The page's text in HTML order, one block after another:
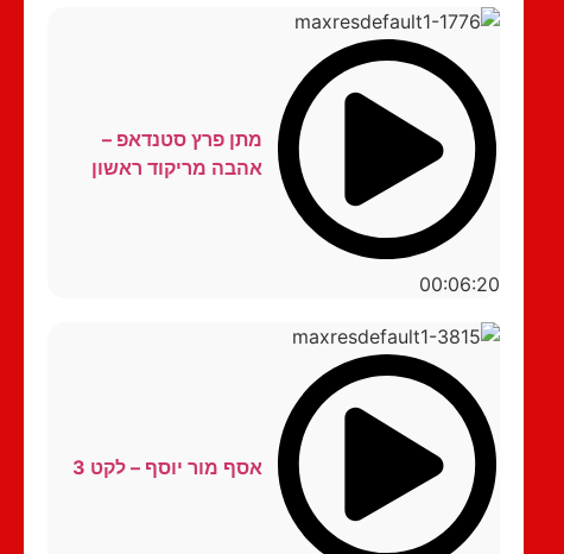
00:06:20
מתן פרץ סטנדאפ –
אהבה מריקוד ראשון
אסף מור יוסף – לקט 3